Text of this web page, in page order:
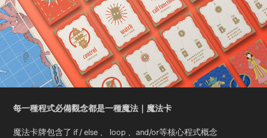
每一種程式必備觀念都是一種魔法｜魔法卡
魔法卡牌包含了 if / else 、 loop 、and/or等核心程式概念